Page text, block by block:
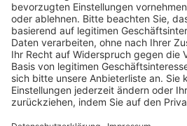
Besuchen
Besuchen
Presse
Presse
Ausstellen
Ausstellen